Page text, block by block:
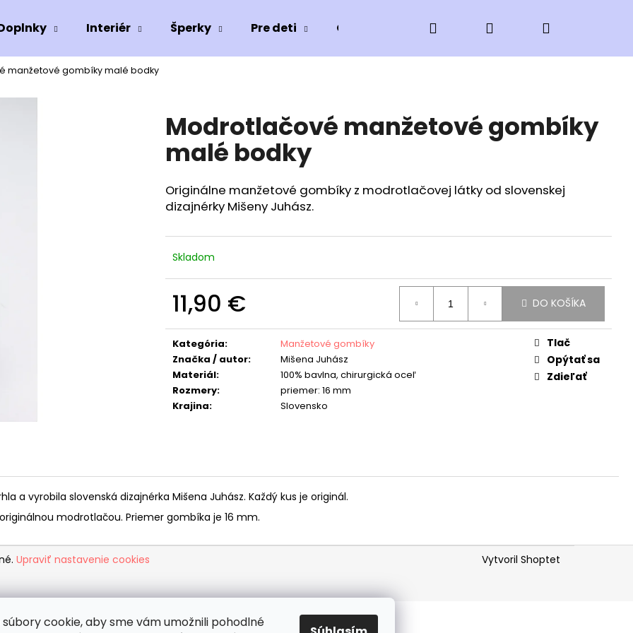
cookie, aby sme vám umožnili pohodlné
Interiér Šperky Pre deti Obchodné podmienky Kontakty
Hľadať PrihlásenieNákupný
manžetové gombíky malé bodky
Modrotlačové manžetové gombíky
malé bodky
Originálne manžetové gombíky z modrotlačovej látky od slovenskej
dizajnérky Mišeny Juhász.
Skladom
11,90 €
cena:
DO KOŠÍKA
Kategória:
Manžetové gombíky
Značka / autor:
Mišena Juhász
Materiál:
100% bavlna, chirurgická oceľ
Rozmery:
priemer: 16 mm
Krajina: Slovensko
Tlač
Opýtať sa
Zdieľať
a vyrobila slovenská dizajnérka Mišena Juhász. Každý kus je originál.
modrotlačou. Priemer gombíka je 16 mm.
Čo potrebujete nájsť?
HĽADAŤ
78 €
Vytvoril Shoptet
Upraviť nastavenie cookies